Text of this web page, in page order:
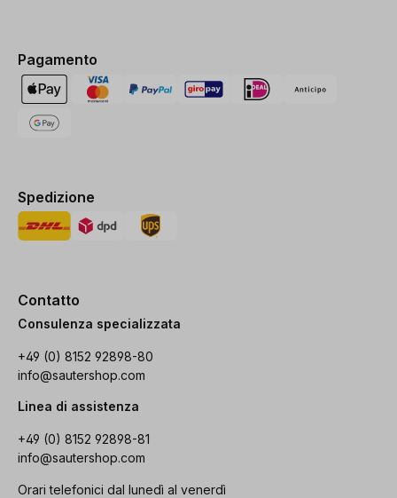
Pagamento
Spedizione
Contatto
Consulenza specializzata
+49 (0) 8152 92898-80
info@sautershop.com
Linea di assistenza
+49 (0) 8152 92898-81
info@sautershop.com
Orari telefonici dal lunedì al venerdì